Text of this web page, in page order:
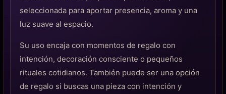
seleccionada para aportar presencia, aroma y una
luz suave al espacio.
Su uso encaja con momentos de regalo con
intención, decoración consciente o pequeños
rituales cotidianos. También puede ser una opción
de regalo si buscas una pieza con intención y